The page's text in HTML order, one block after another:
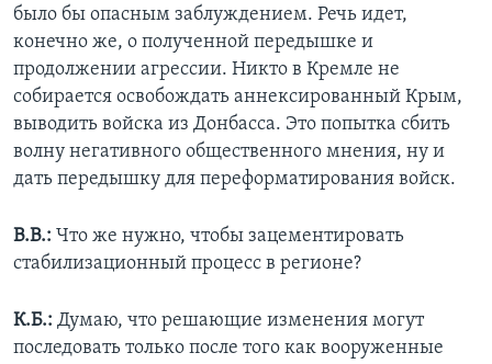
было бы опасным заблуждением. Речь идет,
конечно же, о полученной передышке и
продолжении агрессии. Никто в Кремле не
собирается освобождать аннексированный Крым,
выводить войска из Донбасса. Это попытка сбить
волну негативного общественного мнения, ну и
дать передышку для переформатирования войск.
В.В.: Что же нужно, чтобы зацементировать
стабилизационный процесс в регионе?
К.Б.: Думаю, что решающие изменения могут
последовать только после того как вооруженные